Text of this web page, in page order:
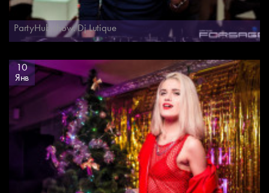
PartyHub show. Dj Lutique
10
Янв